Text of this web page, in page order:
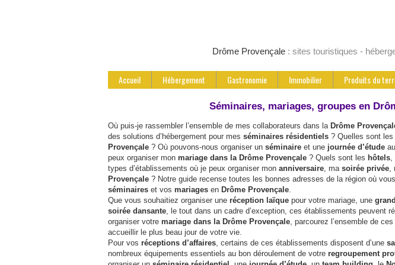
Drôme Provençale : sites touristiques -
Accueil Hébergement Gastronomie Immobilier Produits du
Séminaires, mariages, groupes en
Où puis-je rassembler l’ensemble de mes collaborateurs dans la Drôme
des solutions d’hébergement pour mes séminaires résidentiels ? Quelles sont les
Provençale ? Où pouvons-nous organiser un séminaire et une journée d’étude
peux organiser mon mariage dans la Drôme Provençale ? Quels sont les hôtels,
types d’établissements où je peux organiser mon anniversaire, ma soirée privée,
Provençale ? Notre guide recense toutes les bonnes adresses de la région où
séminaires et vos mariages en Drôme Provençale.
Que vous souhaitiez organiser une réception laïque pour votre mariage, une
soirée dansante, le tout dans un cadre d’exception, ces établissements peuvent
organiser votre mariage dans la Drôme Provençale, parcourez l’ensemble de
accueillir le plus beau jour de votre vie.
Pour vos réceptions d’affaires, certains de ces établissements disposent d’une
nombreux équipements essentiels au bon déroulement de votre regroupement